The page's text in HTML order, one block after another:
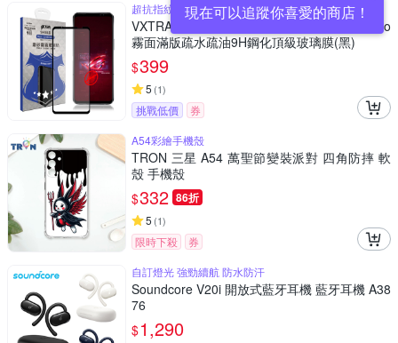
現在可以追蹤你喜愛的商店！
超抗指紋,磨砂霧面防刮耐磨
VXTRA 全膠貼合 ASUS ROG Phone 6/6 Pro
霧面滿版疏水疏油9H鋼化頂級玻璃膜(黑)
$399
5 (1)
挑戰低價
券
A54彩繪手機殼
TRON 三星 A54 萬聖節變裝派對 四角防摔 軟
殼 手機殼
$332 86折
5 (1)
限時下殺
券
自訂燈光 強勁續航 防水防汗
Soundcore V20i 開放式藍牙耳機 藍牙耳機 A38
76
$1,290